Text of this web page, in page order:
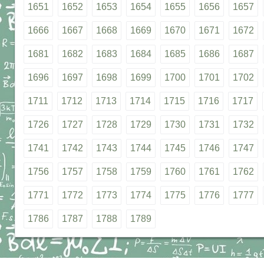
1651 1652 1653 1654 1655 1656 1657
1666 1667 1668 1669 1670 1671 1672
1681 1682 1683 1684 1685 1686 1687
1696 1697 1698 1699 1700 1701 1702
1711 1712 1713 1714 1715 1716 1717
1726 1727 1728 1729 1730 1731 1732
1741 1742 1743 1744 1745 1746 1747
1756 1757 1758 1759 1760 1761 1762
1771 1772 1773 1774 1775 1776 1777
1786 1787 1788 1789